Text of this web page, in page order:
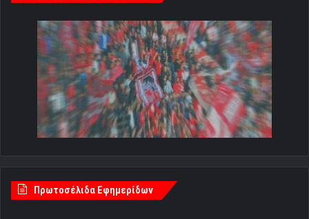
Πρωτοσέλιδα Εφημερίδων